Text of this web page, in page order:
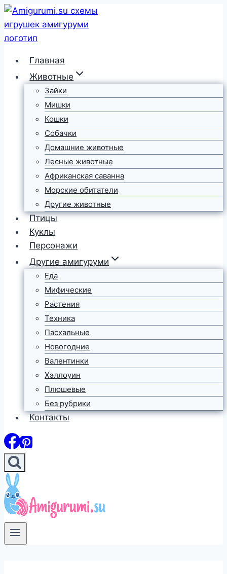
Перейти
к
содержимому
Главная
Животные
Зайки
Мишки
Кошки
Собачки
Домашние животные
Лесные животные
Африканская саванна
Морские обитатели
Другие животные
Птицы
Куклы
Персонажи
Другие амигуруми
Еда
Мифические
Растения
Техника
Пасхальные
Новогодние
Валентинки
Хэллоуин
Плюшевые
Без рубрики
Контакты